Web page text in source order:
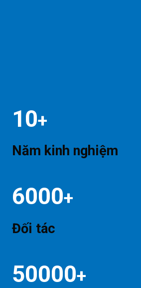
10+
Năm kinh nghiệm
6000+
Đối tác
50000+